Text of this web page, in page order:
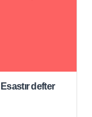
defter